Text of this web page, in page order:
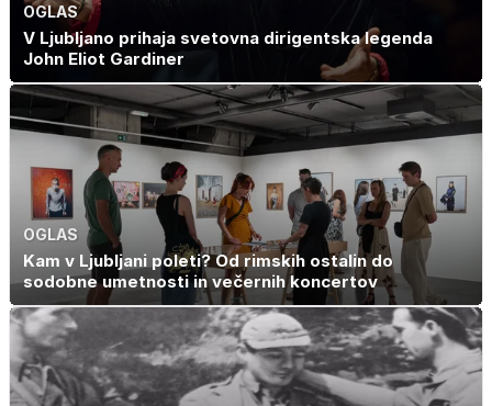
OGLAS
V Ljubljano prihaja svetovna dirigentska legenda
John Eliot Gardiner
OGLAS
Kam v Ljubljani poleti? Od rimskih ostalin do
sodobne umetnosti in večernih koncertov